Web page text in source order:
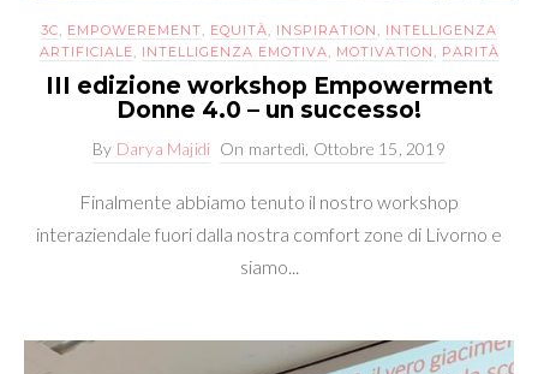
3C, EMPOWEREMENT, EQUITÀ, INSPIRATION , INTELLIGENZA
ARTIFICIALE, INTELLIGENZA EMOTIVA, MOTIVATION , PARITÀ
III edizione workshop Empowerment
Donne 4.0 – un successo!
By Darya Majidi On martedì, Ottobre 15, 2019
Finalmente abbiamo tenuto il nostro workshop
interaziendale fuori dalla nostra comfort zone di Livorno e
siamo...